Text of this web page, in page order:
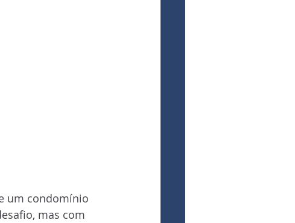
um condomínio
mas com